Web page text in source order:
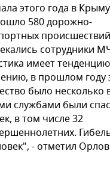
этого года в Крыму
580 дорожно-
сотрудники
имеет
в прошлом году
было несколько
службами были
в том числе 32
- отметил